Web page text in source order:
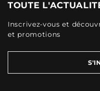
TOUTE
Inscrivez-vous et
et promotions